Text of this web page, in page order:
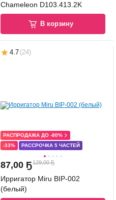
Chameleon D103.413.2K
В корзину
4.7 (24)
-33% РАССРОЧКА 5 ЧАСТЕЙ
РАСПРОДАЖА ДО -80%
87,00 Ҕ129,00 Ҕ
Ирригатор Miru BIP-002
(белый)